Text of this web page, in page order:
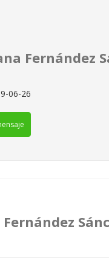
Fernández
06-26
Fernández